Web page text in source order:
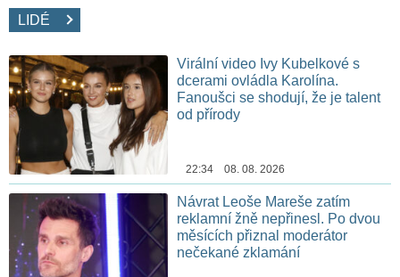
LIDÉ
Virální video Ivy Kubelkové s
dcerami ovládla Karolína.
Fanoušci se shodují, že je talent
od přírody
22:34 08. 08. 2026
Návrat Leoše Mareše zatím
reklamní žně nepřinesl. Po dvou
měsících přiznal moderátor
nečekané zklamání